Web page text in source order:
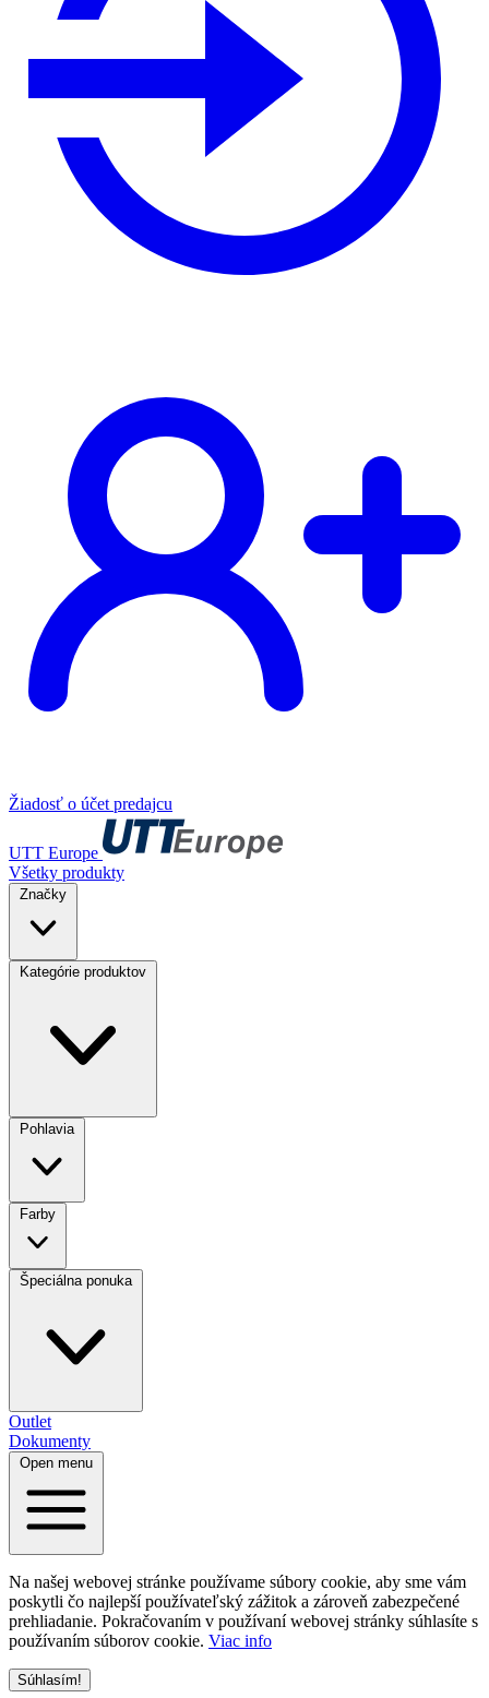
Žiadosť o účet predajcu
UTT Europe
Všetky produkty
Značky
Kategórie produktov
Pohlavia
Farby
Špeciálna ponuka
Outlet
Dokumenty
Open menu
Na našej webovej stránke používame súbory cookie, aby sme vám
poskytli čo najlepší používateľský zážitok a zároveň zabezpečené
prehliadanie. Pokračovaním v používaní webovej stránky súhlasíte s
používaním súborov cookie. Viac info
Súhlasím!